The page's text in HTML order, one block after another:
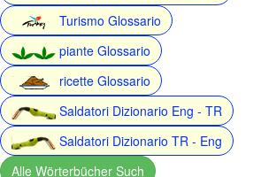
Turismo Glossario
piante Glossario
ricette Glossario
Saldatori Dizionario Eng - TR
Saldatori Dizionario TR - Eng
Alle Wörterbücher Such